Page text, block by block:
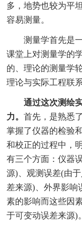
多，地势也较为平
容易测量。
测量学首先是一
课堂上对测量学的
的、理论的测量学
理论与实际工程联
通过这次测绘
力。首先，是熟悉
掌握了仪器的检验
和校正的过程中，
有三个方面：仪器
源)、观测误差(由
差来源)、外界影响
素的影响而这些因
于可变动误差来源)。